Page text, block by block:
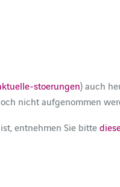
stoerungen) auch
nicht aufgenommen
entnehmen Sie bitte